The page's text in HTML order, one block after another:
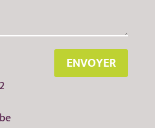
ENVOYER